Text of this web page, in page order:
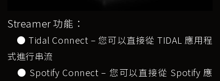
Streamer 功能：
● Tidal Connect – 您可以直接從 TIDAL 應用程
式進行串流
● Spotify Connect – 您可以直接從 Spotify 應